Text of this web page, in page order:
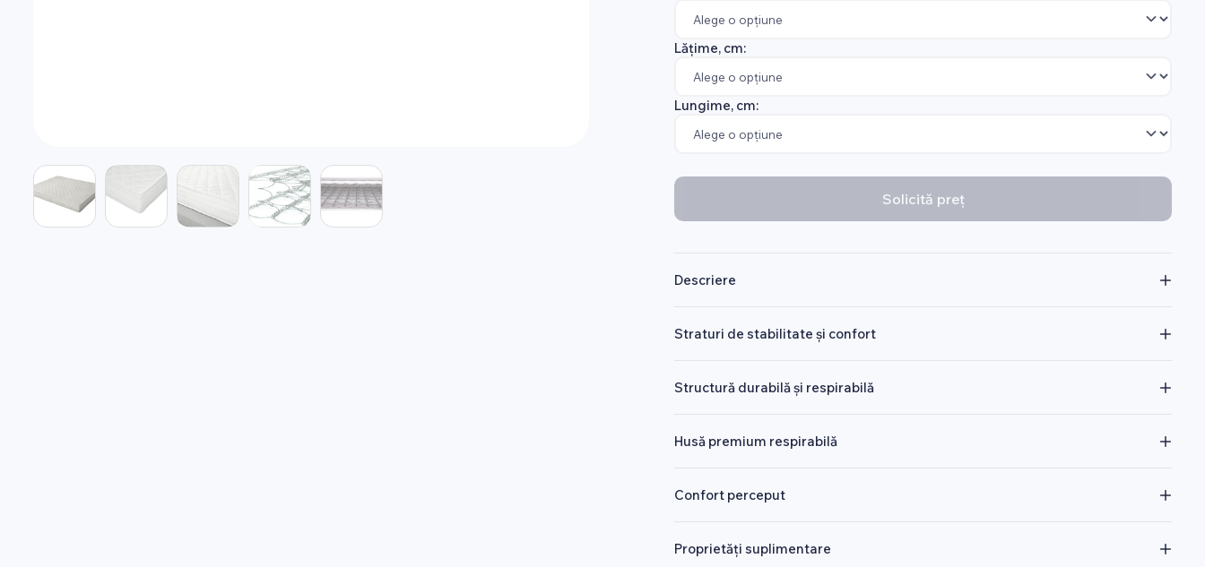
Lățime, cm:
Lungime, cm:
Solicită preț
Descriere
Straturi de stabilitate și confort
Structură durabilă și respirabilă
Husă premium respirabilă
Confort perceput
Proprietăți suplimentare